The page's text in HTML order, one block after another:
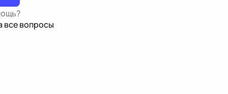
все вопросы